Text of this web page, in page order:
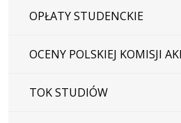
OPŁATY STUDENCKIE
OCENY POLSKIEJ KOMISJI
TOK STUDIÓW